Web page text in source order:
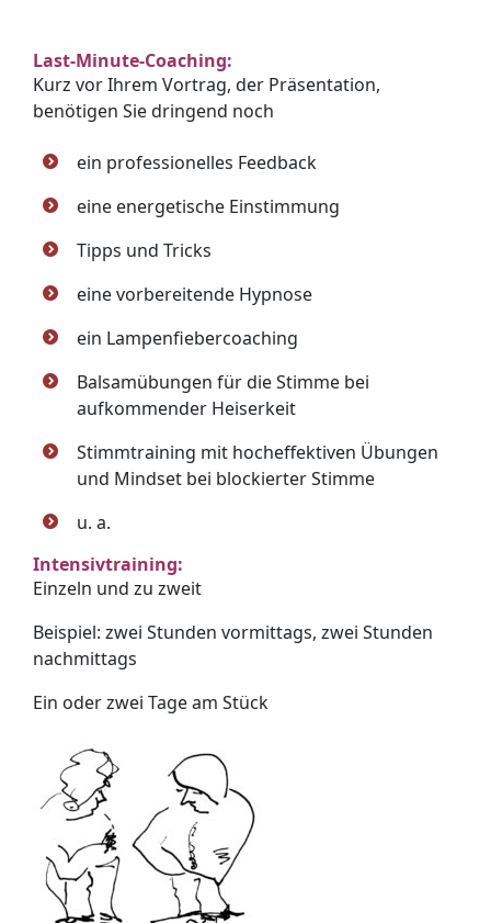
Last-Minute-Coaching:
Kurz vor Ihrem Vortrag, der Präsentation,
benötigen Sie dringend noch
ein professionelles Feedback
eine energetische Einstimmung
Tipps und Tricks
eine vorbereitende Hypnose
ein Lampenfiebercoaching
Balsamübungen für die Stimme bei
aufkommender Heiserkeit
Stimmtraining mit hocheffektiven Übungen
und Mindset bei blockierter Stimme
u. a.
Intensivtraining:
Einzeln und zu zweit
Beispiel: zwei Stunden vormittags, zwei Stunden
nachmittags
Ein oder zwei Tage am Stück